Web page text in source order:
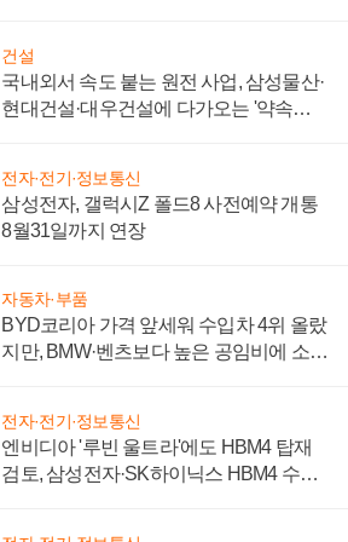
건설
국내외서 속도 붙는 원전 사업, 삼성물산·
현대건설·대우건설에 다가오는 '약속의
전자·전기·정보통신
삼성전자, 갤럭시Z 폴드8 사전예약 개통
8월31일까지 연장
자동차·부품
BYD코리아 가격 앞세워 수입차 4위 올랐
지만, BMW·벤츠보다 높은 공임비에 소비
전자·전기·정보통신
엔비디아 '루빈 울트라'에도 HBM4 탑재
검토, 삼성전자·SK하이닉스 HBM4 수율